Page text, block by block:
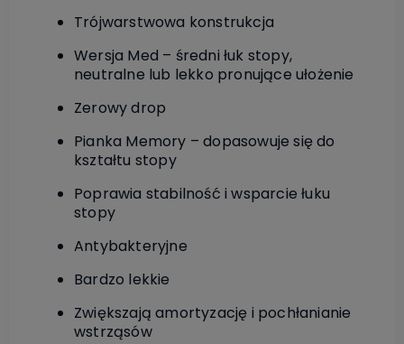
Trójwarstwowa konstrukcja
Wersja Med – średni łuk stopy,
neutralne lub lekko pronujące ułożenie
Zerowy drop
Pianka Memory – dopasowuje się do
kształtu stopy
Poprawia stabilność i wsparcie łuku
stopy
Antybakteryjne
Bardzo lekkie
Zwiększają amortyzację i pochłanianie
wstrząsów